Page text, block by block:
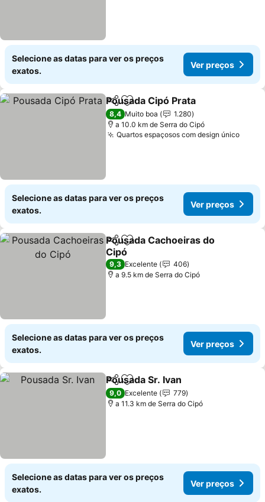
Selecione as datas para ver os preços
exatos.
Ver preços
PartilharAdicionar aos favoritos
Pousada Cipó Prata
8,4 Muito boa
1.280
a 10.0 km de Serra do Cipó
Quartos espaçosos com design único
Selecione as datas para ver os preços
exatos.
Ver preços
PartilharAdicionar aos favoritos
Pousada Cachoeiras do
Cipó
9,3 Excelente
406
a 9.5 km de Serra do Cipó
Selecione as datas para ver os preços
exatos.
Ver preços
PartilharAdicionar aos favoritos
Pousada Sr. Ivan
9,0 Excelente
779
a 11.3 km de Serra do Cipó
Selecione as datas para ver os preços
exatos.
Ver preços